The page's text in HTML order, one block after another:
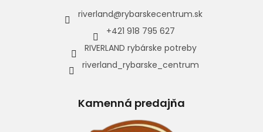
riverland@rybarskecentrum.sk
+421 918 795 627
RIVERLAND rybárske potreby
riverland_rybarske_centrum
Kamenná predajňa